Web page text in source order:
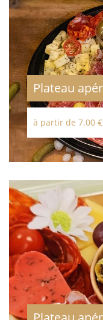
Plateau
à partir de 7.00 €